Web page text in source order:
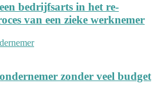
bedrijfsarts in het re-
van een zieke werknemer
zonder veel budget